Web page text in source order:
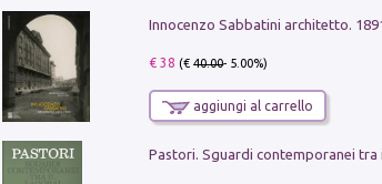
Innocenzo Sabbatini architetto.
€ 38 (€40.00- 5.00%)
aggiungi al carrello